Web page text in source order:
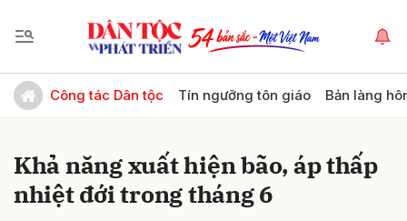
Công tác Dân tộc Tín ngưỡng tôn giáo Bản làng
Khả năng xuất hiện bão, áp thấp
nhiệt đới trong tháng 6
Gửi bình luận